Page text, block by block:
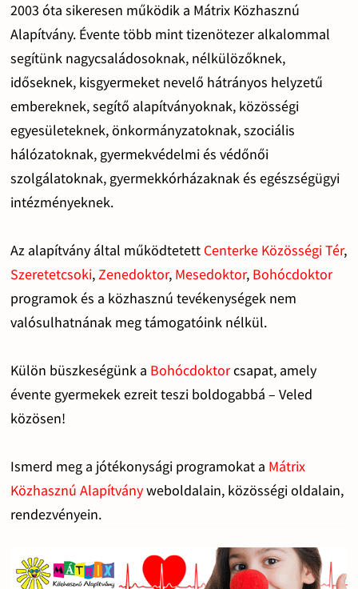
2003 óta sikeresen működik a Mátrix Közhasznú
Alapítvány. Évente több mint tizenötezer alkalommal
segítünk nagycsaládosoknak, nélkülözőknek,
időseknek, kisgyermeket nevelő hátrányos helyzetű
embereknek, segítő alapítványoknak, közösségi
egyesületeknek, önkormányzatoknak, szociális
hálózatoknak, gyermekvédelmi és védőnői
szolgálatoknak, gyermekkórházaknak és egészségügyi
intézményeknek.
Az alapítvány által működtetett Centerke Közösségi Tér,
Szeretetcsoki,Zenedoktor, Mesedoktor, Bohócdoktor
programok és a közhasznú tevékenységek nem
valósulhatnának meg támogatóink nélkül.
Külön büszkeségünk a Bohócdoktorcsapat, amely
évente gyermekek ezreit teszi boldogabbá – Veled
közösen!
Ismerd meg a jótékonysági programokat a Mátrix
Közhasznú Alapítványweboldalain, közösségi oldalain,
rendezvényein.